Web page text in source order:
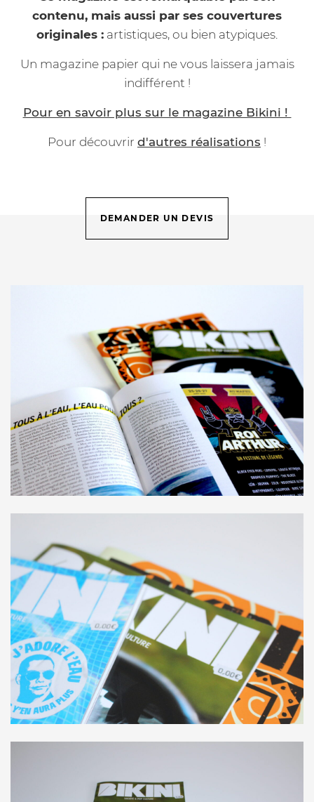
contenu, mais aussi par ses couvertures
originales : artistiques, ou bien atypiques.
Un magazine papier qui ne vous laissera jamais
indifférent !
Pour en savoir plus sur le magazine Bikini !
Pour découvrir d'autres réalisations !
DEMANDER UN DEVIS